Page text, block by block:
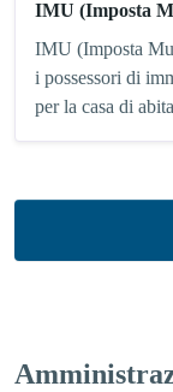
IMU (Imposta
IMU (Imposta
i possessori di
per la casa di